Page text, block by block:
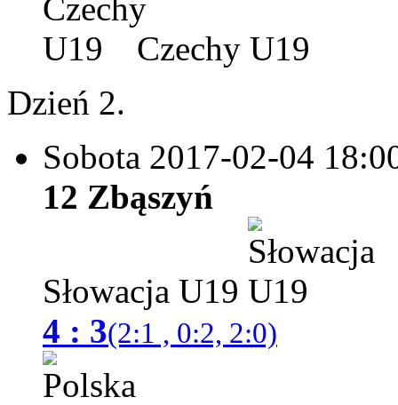
Czechy U19
Dzień 2.
Sobota 2017-02-04
12 Zbąszyń
Słowacja U19
4 : 3(2:1 , 0:2, 2:0)